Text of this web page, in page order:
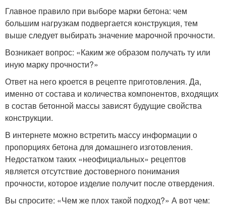
Главное правило при выборе марки бетона: чем
большим нагрузкам подвергается конструкция, тем
выше следует выбирать значение марочной прочности.
Возникает вопрос: «Каким же образом получать ту или
иную марку прочности?»
Ответ на него кроется в рецепте приготовления. Да,
именно от состава и количества компонентов, входящих
в состав бетонной массы зависят будущие свойства
конструкции.
В интернете можно встретить массу информации о
пропорциях бетона для домашнего изготовления.
Недостатком таких «неофициальных» рецептов
является отсутствие достоверного понимания
прочности, которое изделие получит после отвердения.
Вы спросите: «Чем же плох такой подход?» А вот чем: